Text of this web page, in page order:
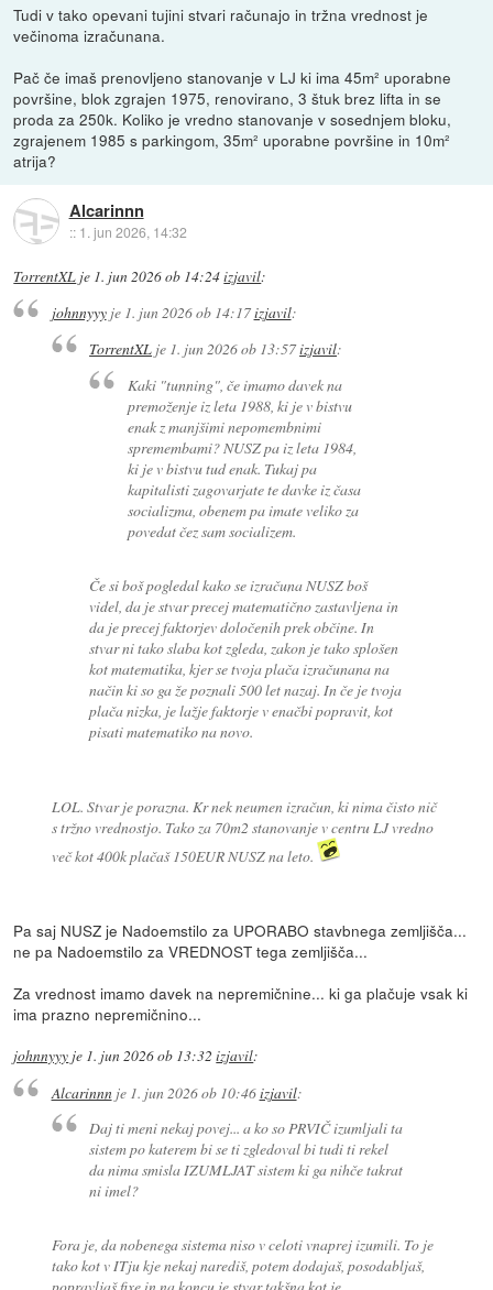
Tudi v tako opevani tujini stvari računajo in tržna vrednost je
večinoma izračunana.
Pač če imaš prenovljeno stanovanje v LJ ki ima 45m² uporabne
površine, blok zgrajen 1975, renovirano, 3 štuk brez lifta in se
proda za 250k. Koliko je vredno stanovanje v sosednjem bloku,
zgrajenem 1985 s parkingom, 35m² uporabne površine in 10m²
atrija?
Alcarinnn
:: 1. jun 2026, 14:32
TorrentXL je 1. jun 2026 ob 14:24izjavil:
johnnyyyje 1. jun 2026 ob 14:17izjavil:
TorrentXL je 1. jun 2026 ob 13:57izjavil:
Kaki "tunning", če imamo davek na
premoženje iz leta 1988, ki je v bistvu
enak z manjšimi nepomembnimi
spremembami? NUSZ pa iz leta 1984,
ki je v bistvu tud enak. Tukaj pa
kapitalisti zagovarjate te davke iz časa
socializma, obenem pa imate veliko za
povedat čez sam socializem.
Če si boš pogledal kako se izračuna NUSZ boš
videl, da je stvar precej matematično zastavljena in
da je precej faktorjev določenih prek občine. In
stvar ni tako slaba kot zgleda, zakon je tako splošen
kot matematika, kjer se tvoja plača izračunana na
način ki so ga že poznali 500 let nazaj. In če je tvoja
plača nizka, je lažje faktorje v enačbi popravit, kot
pisati matematiko na novo.
LOL. Stvar je porazna. Kr nek neumen izračun, ki nima čisto nič
s tržno vrednostjo. Tako za 70m2 stanovanje v centru LJ vredno
več kot 400k plačaš 150EUR NUSZ na leto.
Pa saj NUSZ je Nadoemstilo za UPORABO stavbnega zemljišča...
ne pa Nadoemstilo za VREDNOST tega zemljišča...
Za vrednost imamo davek na nepremičnine... ki ga plačuje vsak ki
ima prazno nepremičnino...
johnnyyy je 1. jun 2026 ob 13:32 izjavil:
Alcarinnnje 1. jun 2026 ob 10:46izjavil:
Daj ti meni nekaj povej... a ko so PRVIČ izumljali ta
sistem po katerem bi se ti zgledoval bi tudi ti rekel
da nima smisla IZUMLJAT sistem ki ga nihče takrat
ni imel?
Fora je, da nobenega sistema niso v celoti vnaprej izumili. To je
tako kot v ITju kje nekaj narediš, potem dodajaš, posodabljaš,